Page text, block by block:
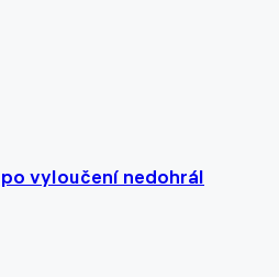
vyloučení nedohrál